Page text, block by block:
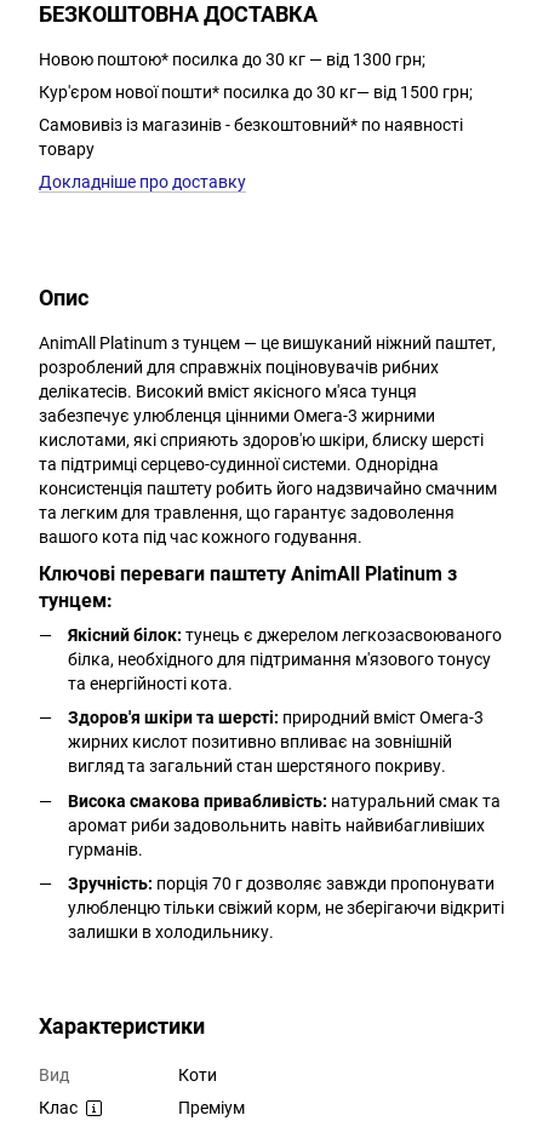
БЕЗКОШТОВНА ДОСТАВКА
Новою поштою* посилка до 30 кг — від 1300 грн;
Кур'єром нової пошти* посилка до 30 кг— від 1500 грн;
Самовивіз із магазинів - безкоштовний* по наявності
товару
Докладніше про доставку
Опис
AnimAll Platinum з тунцем — це вишуканий ніжний паштет,
розроблений для справжніх поціновувачів рибних
делікатесів. Високий вміст якісного м'яса тунця
забезпечує улюбленця цінними Омега-3 жирними
кислотами, які сприяють здоров'ю шкіри, блиску шерсті
та підтримці серцево-судинної системи. Однорідна
консистенція паштету робить його надзвичайно смачним
та легким для травлення, що гарантує задоволення
вашого кота під час кожного годування.
Ключові переваги паштету AnimAll Platinum з
тунцем:
Якісний білок: тунець є джерелом легкозасвоюваного
білка, необхідного для підтримання м'язового тонусу
та енергійності кота.
Здоров'я шкіри та шерсті: природний вміст Омега-3
жирних кислот позитивно впливає на зовнішній
вигляд та загальний стан шерстяного покриву.
Висока смакова привабливість: натуральний смак та
аромат риби задовольнить навіть найвибагливіших
гурманів.
Зручність: порція 70 г дозволяє завжди пропонувати
улюбленцю тільки свіжий корм, не зберігаючи відкриті
залишки в холодильнику.
Характеристики
Вид
Коти
Клас
Преміум